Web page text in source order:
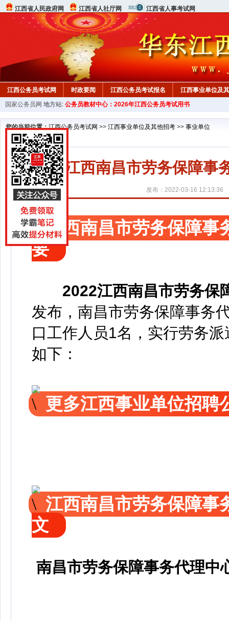
江西省人民政府网 江西省人社厅网 江西省人事考试网
江西公务员考试网 时政要闻 江西公务员考试报名 江西事业单位及
行测真题 在线咨询 教材中心
国家公务员网 地方站: 公务员教材中心：2026年江西公务员考试用书
您的当前位置：江西公务员考试网 >> 江西事业单位及其他招考 >> 事业单位
2022江西南昌市劳务保障事
发布：2022-03-16 12:13:36
江西南昌市劳务保障事
要
2022江西南昌市劳务保
发布， 南昌市劳务保障事务
口工作人员1名，实行劳务派
如下：
更多江西事业单位招聘
江西南昌市劳务保障事
文
南昌市劳务保障事务代理中